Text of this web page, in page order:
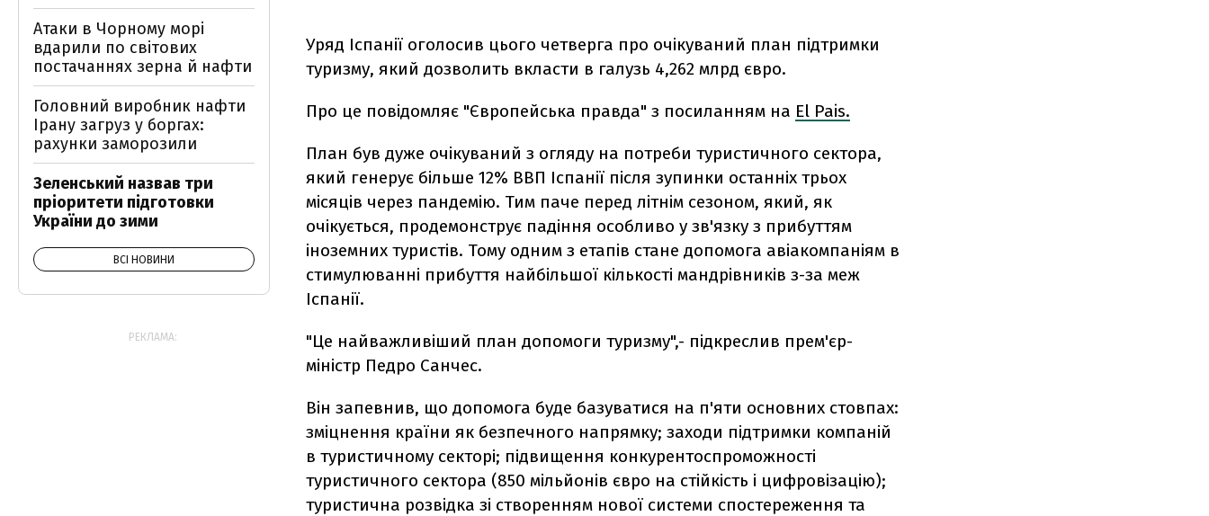
Уряд Іспанії оголосив цього четверга про очікуваний план підтримки
туризму, який дозволить вкласти в галузь 4,262 млрд євро.
Про це повідомляє "Європейська правда" з посиланням на El Pais.
План був дуже очікуваний з огляду на потреби туристичного сектора,
який генерує більше 12% ВВП Іспанії після зупинки останніх трьох
місяців через пандемію. Тим паче перед літнім сезоном, який, як
очікується, продемонструє падіння особливо у зв'язку з прибуттям
іноземних туристів. Тому одним з етапів стане допомога авіакомпаніям в
стимулюванні прибуття найбільшої кількості мандрівників з-за меж
Іспанії.
"Це найважливіший план допомоги туризму",- підкреслив прем'єр-
міністр Педро Санчес.
Він запевнив, що допомога буде базуватися на п'яти основних стовпах:
зміцнення країни як безпечного напрямку; заходи підтримки компаній
в туристичному секторі; підвищення конкурентоспроможності
туристичного сектора (850 мільйонів євро на стійкість і цифровізацію);
туристична розвідка зі створенням нової системи спостереження та
Атаки в Чорному морі
вдарили по світових
постачаннях зерна й нафти
Головний виробник нафти
Ірану загруз у боргах:
рахунки заморозили
Зеленський назвав три
пріоритети підготовки
України до зими
ВСІ НОВИНИ
РЕКЛАМА: